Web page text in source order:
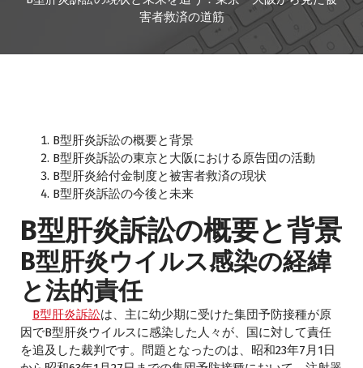
害者救済の道筋
B型肝炎訴訟の概要と背景
B型肝炎訴訟の東京と大阪における原告団の活動
B型肝炎給付金制度と被害者救済の現状
B型肝炎訴訟の今後と未来
B型肝炎訴訟の概要と背景
B型肝炎ウイルス感染の経緯
と法的責任
B型肝炎訴訟は、主に幼少期に受けた集団予防接種が原
因でB型肝炎ウイルスに感染した人々が、国に対して責任
を追及した裁判です。問題となったのは、昭和23年7月1日